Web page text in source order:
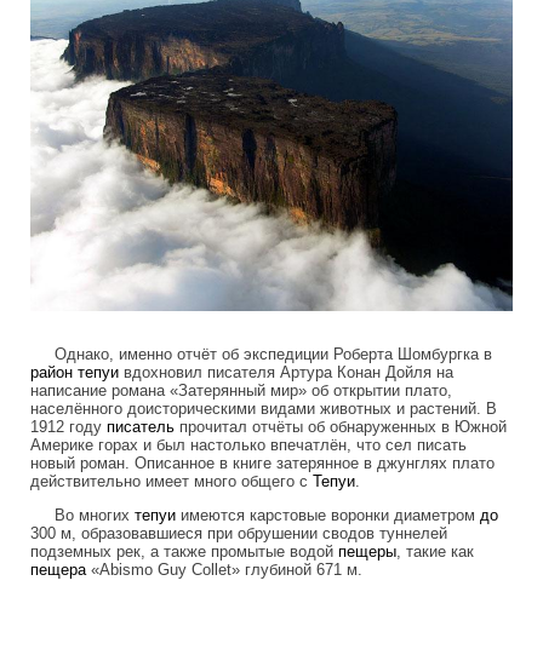
Однако, именно отчёт об экспедиции Роберта Шомбургка в
район тепуи вдохновил писателя Артура Конан Дойля на
написание романа «Затерянный мир» об открытии плато,
населённого доисторическими видами животных и растений. В
1912 году писатель прочитал отчёты об обнаруженных в Южной
Америке горах и был настолько впечатлён, что сел писать
новый роман. Описанное в книге затерянное в джунглях плато
действительно имеет много общего с Тепуи.
Во многих тепуи имеются карстовые воронки диаметром до
300 м, образовавшиеся при обрушении сводов туннелей
подземных рек, а также промытые водой пещеры, такие как
пещера«Abismo Guy Collet» глубиной 671 м.